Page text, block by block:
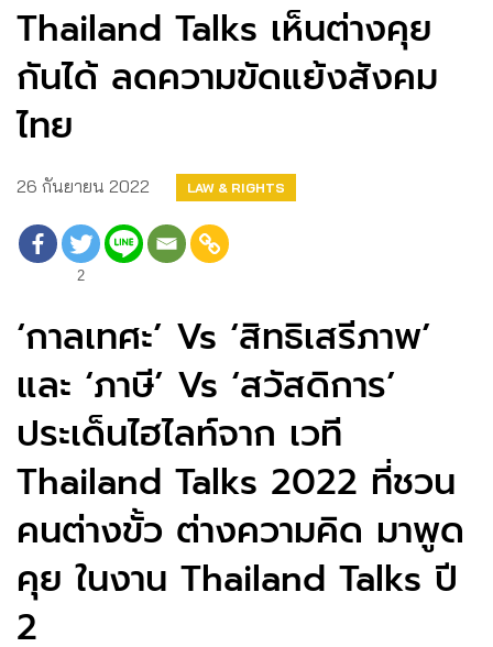
Thailand Talks เห็นต่างคุย
กันได้ ลดความขัดแย้งสังคม
ไทย
26 กันยายน 2022 LAW & RIGHTS
2
‘กาลเทศะ’ Vs ‘สิทธิเสรีภาพ’
และ ‘ภาษี’ Vs ‘สวัสดิการ’
ประเด็นไฮไลท์จาก เวที
Thailand Talks 2022 ที่ชวน
คนต่างขั้ว ต่างความคิด มาพูด
คุย ในงาน Thailand Talks ปี
2